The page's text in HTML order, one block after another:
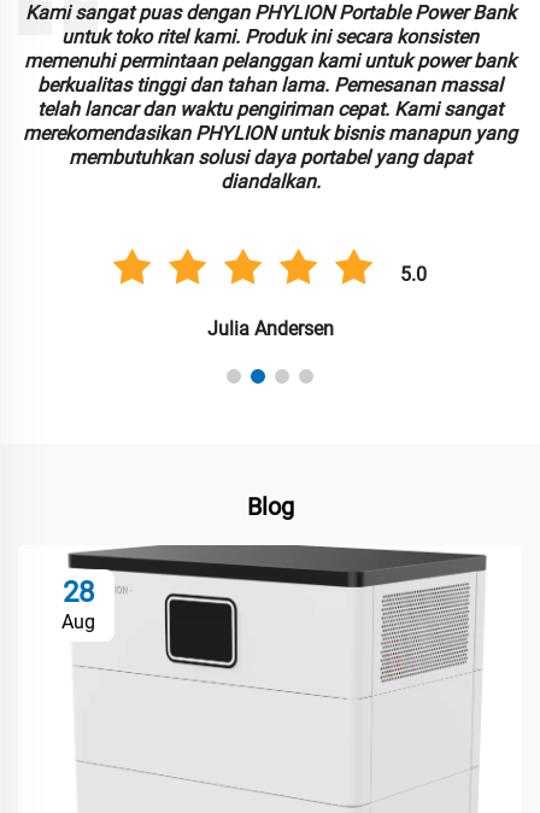
Kami sangat puas dengan PHYLION Portable Power Bank
untuk toko ritel kami. Produk ini secara konsisten
memenuhi permintaan pelanggan kami untuk power bank
berkualitas tinggi dan tahan lama. Pemesanan massal
telah lancar dan waktu pengiriman cepat. Kami sangat
merekomendasikan PHYLION untuk bisnis manapun yang
membutuhkan solusi daya portabel yang dapat
diandalkan.
5.0
Julia Andersen
Blog
28
Aug